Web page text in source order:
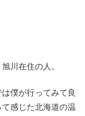
川在住の人。
僕が行ってみて良
感じた北海道の温